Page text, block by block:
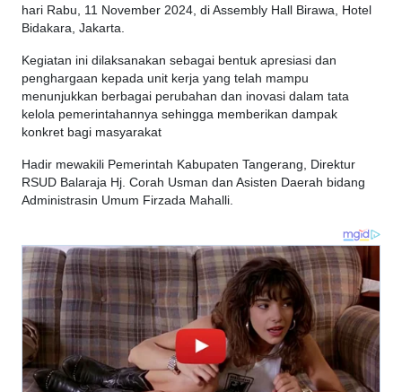
hari Rabu, 11 November 2024, di Assembly Hall Birawa, Hotel
Bidakara, Jakarta.
Kegiatan ini dilaksanakan sebagai bentuk apresiasi dan
penghargaan kepada unit kerja yang telah mampu
menunjukkan berbagai perubahan dan inovasi dalam tata
kelola pemerintahannya sehingga memberikan dampak
konkret bagi masyarakat
Hadir mewakili Pemerintah Kabupaten Tangerang, Direktur
RSUD Balaraja Hj. Corah Usman dan Asisten Daerah bidang
Administrasin Umum Firzada Mahalli.